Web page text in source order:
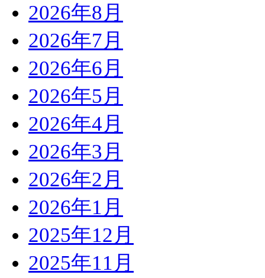
2026年8月
2026年7月
2026年6月
2026年5月
2026年4月
2026年3月
2026年2月
2026年1月
2025年12月
2025年11月